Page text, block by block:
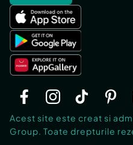
Acest site este creat si
Group. Toate drepturile